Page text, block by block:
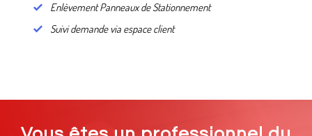
Enlèvement Panneaux de Stationnement
Suivi demande via espace client